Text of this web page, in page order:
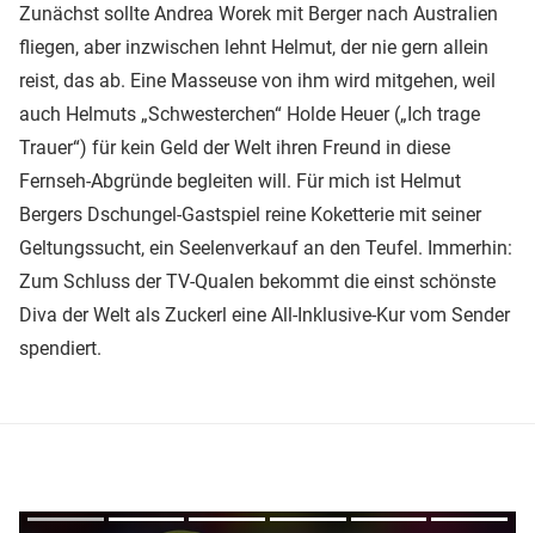
Zunächst sollte Andrea Worek mit Berger nach Australien
fliegen, aber inzwischen lehnt Helmut, der nie gern allein
reist, das ab. Eine Masseuse von ihm wird mitgehen, weil
auch Helmuts „Schwesterchen“ Holde Heuer („Ich trage
Trauer“) für kein Geld der Welt ihren Freund in diese
Fernseh-Abgründe begleiten will. Für mich ist Helmut
Bergers Dschungel-Gastspiel reine Koketterie mit seiner
Geltungssucht, ein Seelenverkauf an den Teufel. Immerhin:
Zum Schluss der TV-Qualen bekommt die einst schönste
Diva der Welt als Zuckerl eine All-Inklusive-Kur vom Sender
spendiert.